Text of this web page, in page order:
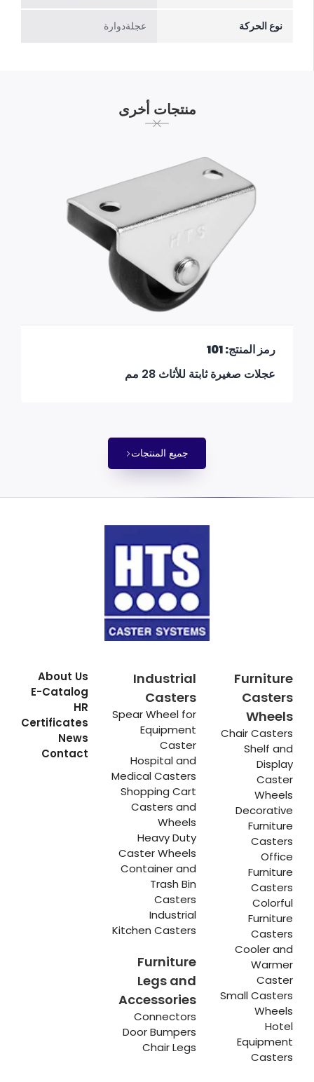
نوع الحركة عجلةدوارة
منتجات أخرى
رمز المنتج: 101
عجلات صغيرة ثابتة للأثاث 28 مم
جميع المنتجات
Furniture
Casters
Wheels
Chair Casters
Shelf and
Display
Caster
Wheels
Decorative
Furniture
Casters
Office
Furniture
Casters
Colorful
Furniture
Casters
Cooler and
Warmer
Caster
Small Casters
Wheels
Hotel
Equipment
Casters
Industrial
Casters
Spear Wheel for
Equipment
Caster
Hospital and
Medical Casters
Shopping Cart
Casters and
Wheels
Heavy Duty
Caster Wheels
Container and
Trash Bin
Casters
Industrial
Kitchen Casters
Furniture
Legs and
Accessories
Connectors
Door Bumpers
Chair Legs
About Us
E-Catalog
HR
Certificates
News
Contact